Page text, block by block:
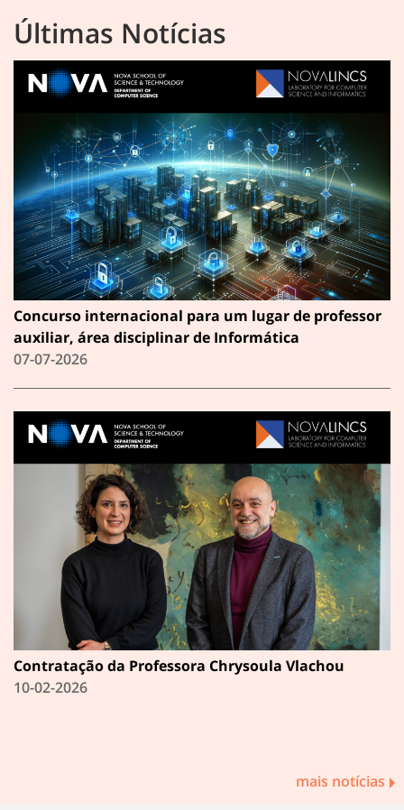
Últimas Notícias
Concurso internacional para um lugar de professor
auxiliar, área disciplinar de Informática
07-07-2026
Contratação da Professora Chrysoula Vlachou
10-02-2026
mais notícias